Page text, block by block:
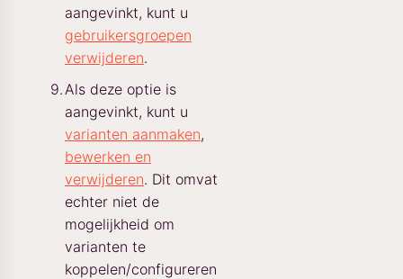
aangevinkt, kunt u
gebruikersgroepen
verwijderen.
Als deze optie is
aangevinkt, kunt u
varianten aanmaken,
bewerken en
verwijderen. Dit omvat
echter niet de
mogelijkheid om
varianten te
koppelen/configureren